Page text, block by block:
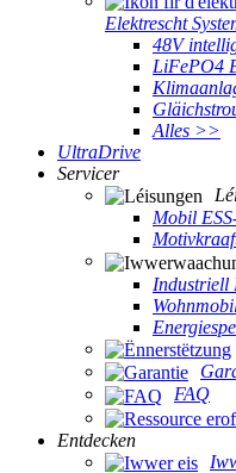
Elektrescht
48V
LiFePO4
Alles >>
UltraDrive
Servicer
Mobil
Industriell
FAQ
Entdecken